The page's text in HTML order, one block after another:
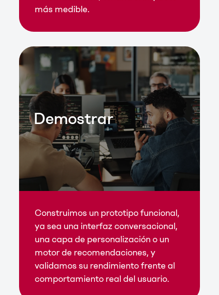
más medible.
Construimos un prototipo funcional,
ya sea una interfaz conversacional,
una capa de personalización o un
motor de recomendaciones, y
validamos su rendimiento frente al
comportamiento real del usuario.
Demostrar